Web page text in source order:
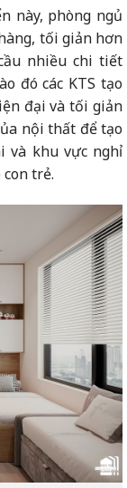
này, phòng ngủ
tối giản hơn
nhiều chi tiết
đó các KTS tạo
đại và tối giản
nội thất để tạo
và khu vực nghỉ
trẻ.